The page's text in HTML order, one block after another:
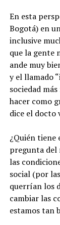
En esta
Bogotá) en
inclusive
que la gente
ande muy
y el llamado
sociedad
hacer como
dice el docto
¿Quién tiene
pregunta del
las
social (por
querrían los
cambiar las
estamos tan